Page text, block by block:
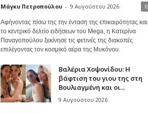
Μάγκυ Πετροπούλου - 9 Αυγούστου 2026 0
Αφήνοντας πίσω της την ένταση της επικαιρότητας και
το κεντρικό δελτίο ειδήσεων του Mega, η Κατερίνα
Παναγοπούλου ξεκίνησε τις φετινές της διακοπές
επιλέγοντας τον κοσμικό αέρα της Μυκόνου.
Βαλέρια Χοψονίδου: Η
βάφτιση του γιου της στη
Βουλιαγμένη και οι...
9 Αυγούστου 2026